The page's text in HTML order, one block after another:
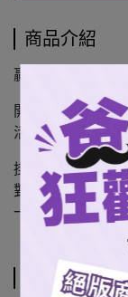
商品介紹
贏球狂歡，聚會
開瓶器吊飾鑰匙
活好幫手！
掛在球鞋袋、後
對女孩們的支持
一個精彩的勝利
規格說明